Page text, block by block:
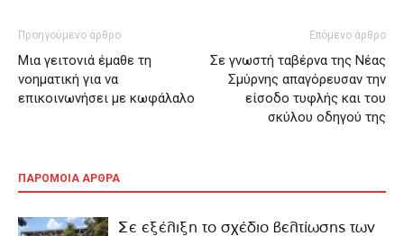
Προηγούμενο άρθρο
Μια γειτονιά έμαθε τη
νοηματική για να
επικοινωνήσει με κωφάλαλο
Επόμενο άρθρο
Σε γνωστή ταβέρνα της Νέας
Σμύρνης απαγόρευσαν την
είσοδο τυφλής και του
σκύλου οδηγού της
ΠΑΡΟΜΟΙΑ ΑΡΘΡΑ
Σε εξέλιξη το σχέδιο βελτίωσης των